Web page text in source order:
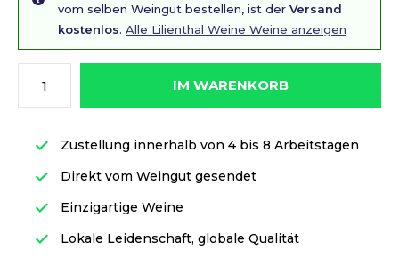
vom selben Weingut bestellen, ist der Versand
kostenlos. Alle Lilienthal Weine Weine anzeigen
IM WARENKORB
Zustellung innerhalb von 4 bis 8 Arbeitstagen
Direkt vom Weingut gesendet
Einzigartige Weine
Lokale Leidenschaft, globale Qualität